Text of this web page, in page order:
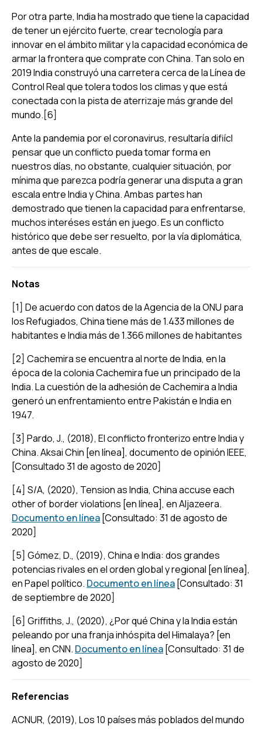
Por otra parte, India ha mostrado que tiene la capacidad
de tener un ejército fuerte, crear tecnología para
innovar en el ámbito militar y la capacidad económica de
armar la frontera que comprate con China. Tan solo en
2019 India construyó una carretera cerca de la Línea de
Control Real que tolera todos los climas y que está
conectada con la pista de aterrizaje más grande del
mundo.[6]
Ante la pandemia por el coronavirus, resultaría difiícl
pensar que un conflicto pueda tomar forma en
nuestros días, no obstante, cualquier situación, por
mínima que parezca podría generar una disputa a gran
escala entre India y China. Ambas partes han
demostrado que tienen la capacidad para enfrentarse,
muchos interéses están en juego. Es un conflicto
histórico que debe ser resuelto, por la vía diplomática,
antes de que escale.
Notas
[1] De acuerdo con datos de la Agencia de la ONU para
los Refugiados, China tiene más de 1.433 millones de
habitantes e India más de 1.366 millones de habitantes
[2] Cachemira se encuentra al norte de India, en la
época de la colonia Cachemira fue un principado de la
India. La cuestión de la adhesión de Cachemira a India
generó un enfrentamiento entre Pakistán e India en
1947.
[3] Pardo, J., (2018), El conflicto fronterizo entre India y
China. Aksai Chin [en línea], documento de opinión IEEE,
[Consultado 31 de agosto de 2020]
[4] S/A, (2020), Tension as India, China accuse each
other of border violations [en línea], en Aljazeera.
Documento en línea[Consultado: 31 de agosto de
2020]
[5] Gómez, D., (2019), China e India: dos grandes
potencias rivales en el orden global y regional [en línea],
en Papel político. Documento en línea[Consultado: 31
de septiembre de 2020]
[6] Griffiths, J., (2020), ¿Por qué China y la India están
peleando por una franja inhóspita del Himalaya? [en
línea], en CNN. Documento en línea[Consultado: 31 de
agosto de 2020]
Referencias
ACNUR, (2019), Los 10 países más poblados del mundo